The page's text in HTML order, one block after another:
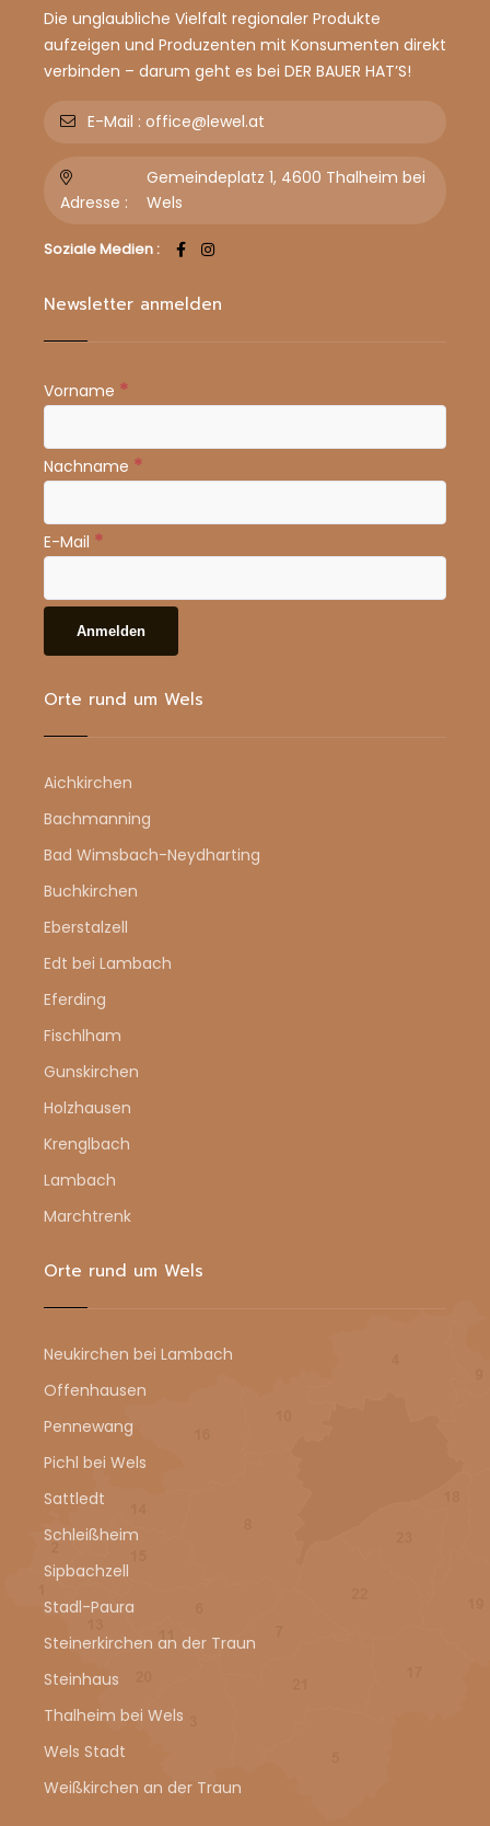
Die unglaubliche Vielfalt regionaler Produkte
aufzeigen und Produzenten mit Konsumenten direkt
verbinden – darum geht es bei DER BAUER HAT’S!
E-Mail : office@lewel.at
Adresse :
Gemeindeplatz 1, 4600 Thalheim bei
Wels
Soziale Medien :
Newsletter anmelden
Vorname *
Nachname *
E-Mail *
Orte rund um Wels
Aichkirchen
Bachmanning
Bad Wimsbach-Neydharting
Buchkirchen
Eberstalzell
Edt bei Lambach
Eferding
Fischlham
Gunskirchen
Holzhausen
Krenglbach
Lambach
Marchtrenk
Orte rund um Wels
Neukirchen bei Lambach
Offenhausen
Pennewang
Pichl bei Wels
Sattledt
Schleißheim
Sipbachzell
Stadl-Paura
Steinerkirchen an der Traun
Steinhaus
Thalheim bei Wels
Wels Stadt
Weißkirchen an der Traun